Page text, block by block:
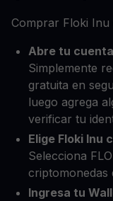
Comprar Floki
Abre tu
Simplemente
gratuita en
luego agrega
verificar tu
Elige Floki Inu
Selecciona
criptomonedas
Ingresa tu